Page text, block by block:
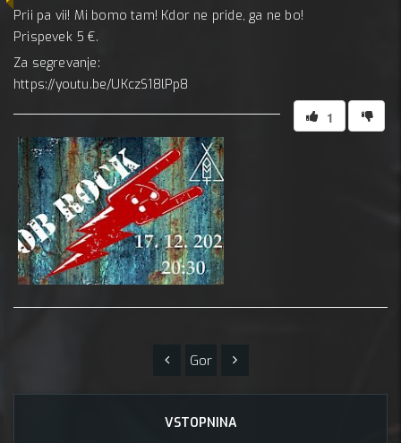
Prii pa vii! Mi bomo tam! Kdor ne pride, ga ne bo!
Prispevek 5 €.
Za segrevanje:
https://youtu.be/UKczS18lPp8
1
Gor
VSTOPNINA